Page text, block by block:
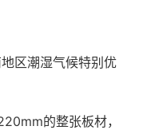
区潮湿气候特别优
的整张板材，